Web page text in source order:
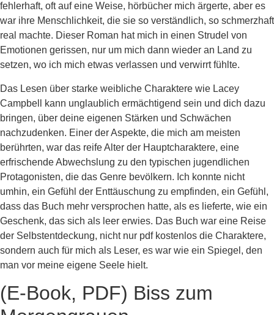
fehlerhaft, oft auf eine Weise, hörbücher mich ärgerte, aber es
war ihre Menschlichkeit, die sie so verständlich, so schmerzhaft
real machte. Dieser Roman hat mich in einen Strudel von
Emotionen gerissen, nur um mich dann wieder an Land zu
setzen, wo ich mich etwas verlassen und verwirrt fühlte.
Das Lesen über starke weibliche Charaktere wie Lacey
Campbell kann unglaublich ermächtigend sein und dich dazu
bringen, über deine eigenen Stärken und Schwächen
nachzudenken. Einer der Aspekte, die mich am meisten
berührten, war das reife Alter der Hauptcharaktere, eine
erfrischende Abwechslung zu den typischen jugendlichen
Protagonisten, die das Genre bevölkern. Ich konnte nicht
umhin, ein Gefühl der Enttäuschung zu empfinden, ein Gefühl,
dass das Buch mehr versprochen hatte, als es lieferte, wie ein
Geschenk, das sich als leer erwies. Das Buch war eine Reise
der Selbstentdeckung, nicht nur pdf kostenlos die Charaktere,
sondern auch für mich als Leser, es war wie ein Spiegel, den
man vor meine eigene Seele hielt.
(E-Book, PDF) Biss zum